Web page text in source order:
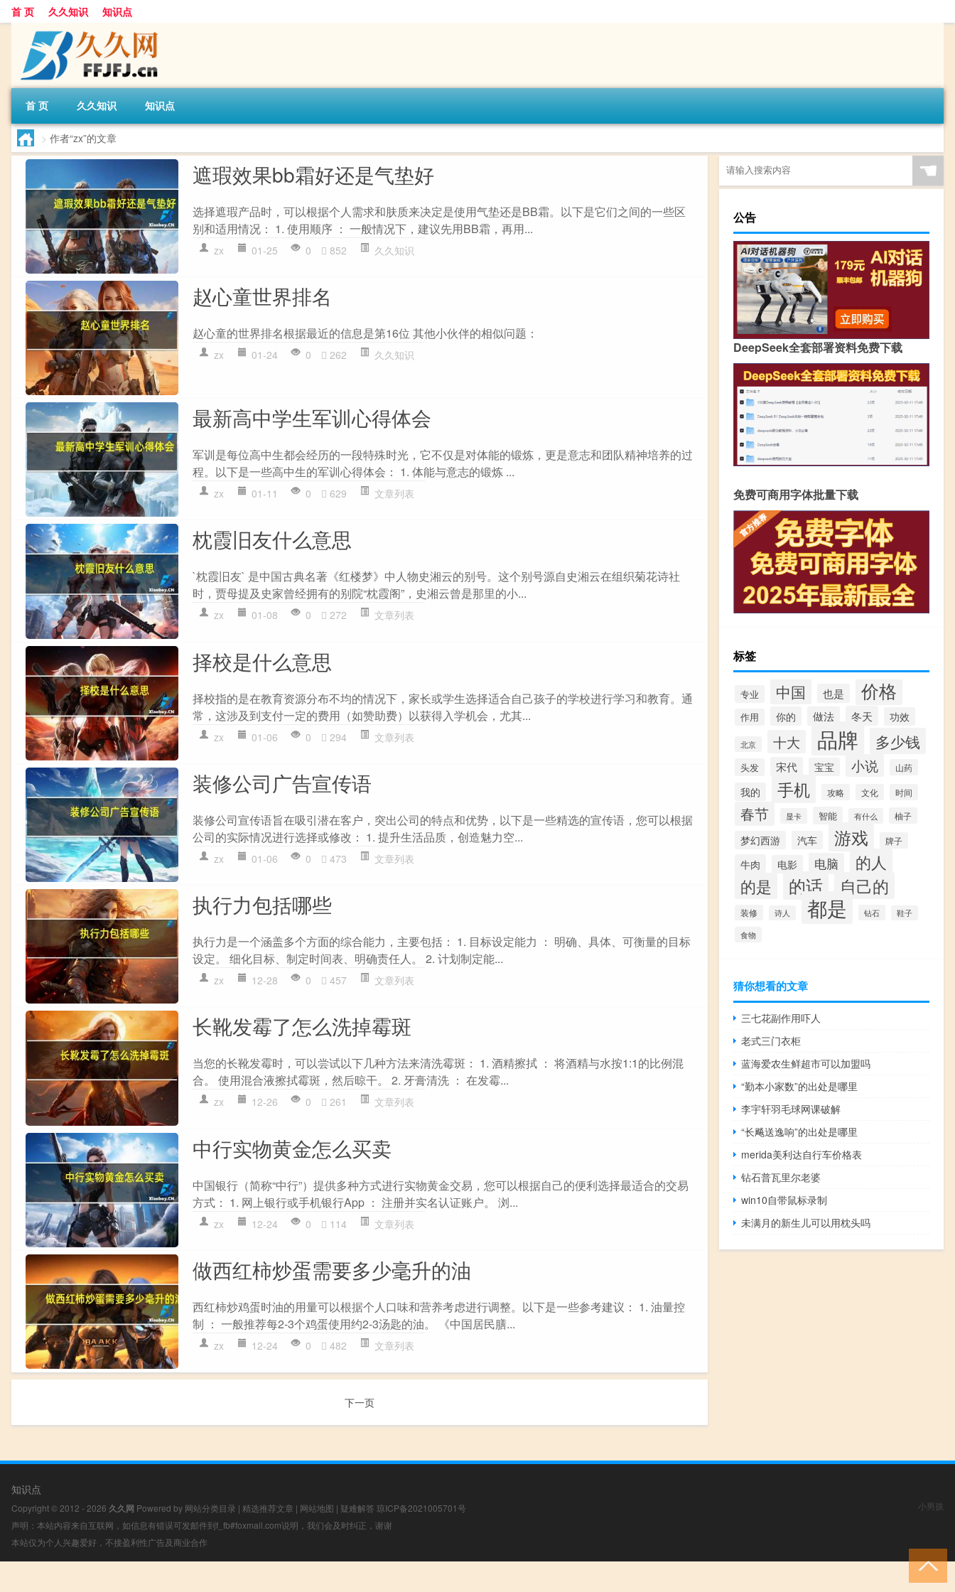
首 页 久久知识 知识点
首 页 久久知识 知识点
> 作者“zx”的文章
遮瑕效果bb霜好还是气垫好
选择遮瑕产品时，可以根据个人需求和肤质来决定是使用气垫还是BB霜。以下是它们之间的一些区
别和适用情况： 1. 使用顺序 ： 一般情况下，建议先用BB霜，再用...
zx 01-25 0 852 久久知识
赵心童世界排名
赵心童的世界排名根据最近的信息是第16位 其他小伙伴的相似问题：
zx 01-24 0 262 久久知识
最新高中学生军训心得体会
军训是每位高中生都会经历的一段特殊时光，它不仅是对体能的锻炼，更是意志和团队精神培养的过
程。以下是一些高中生的军训心得体会： 1. 体能与意志的锻炼 ...
zx 01-11 0 629 文章列表
枕霞旧友什么意思
`枕霞旧友` 是中国古典名著《红楼梦》中人物史湘云的别号。这个别号源自史湘云在组织菊花诗社
时，贾母提及史家曾经拥有的别院“枕霞阁”，史湘云曾是那里的小...
zx 01-08 0 272 文章列表
择校是什么意思
择校指的是在教育资源分布不均的情况下，家长或学生选择适合自己孩子的学校进行学习和教育。通
常，这涉及到支付一定的费用（如赞助费）以获得入学机会，尤其...
zx 01-06 0 294 文章列表
装修公司广告宣传语
装修公司宣传语旨在吸引潜在客户，突出公司的特点和优势，以下是一些精选的宣传语，您可以根据
公司的实际情况进行选择或修改： 1. 提升生活品质，创造魅力空...
zx 01-06 0 473 文章列表
执行力包括哪些
执行力是一个涵盖多个方面的综合能力，主要包括： 1. 目标设定能力 ： 明确、具体、可衡量的目标
设定。 细化目标、制定时间表、明确责任人。 2. 计划制定能...
zx 12-28 0 457 文章列表
长靴发霉了怎么洗掉霉斑
当您的长靴发霉时，可以尝试以下几种方法来清洗霉斑： 1. 酒精擦拭 ： 将酒精与水按1:1的比例混
合。 使用混合液擦拭霉斑，然后晾干。 2. 牙膏清洗 ： 在发霉...
zx 12-26 0 261 文章列表
中行实物黄金怎么买卖
中国银行（简称“中行”）提供多种方式进行实物黄金交易，您可以根据自己的便利选择最适合的交易
方式： 1. 网上银行或手机银行App ： 注册并实名认证账户。 浏...
zx 12-24 0 114 文章列表
做西红柿炒蛋需要多少毫升的油
西红柿炒鸡蛋时油的用量可以根据个人口味和营养考虑进行调整。以下是一些参考建议： 1. 油量控
制 ： 一般推荐每2-3个鸡蛋使用约2-3汤匙的油。 《中国居民膳...
zx 12-24 0 482 文章列表
下一页
☚
公告
DeepSeek全套部署资料免费下载
免费可商用字体批量下载
标签
专业 中国 也是 价格
作用 你的 做法 冬天 功效
北京 十大 品牌 多少钱
头发 宋代 宝宝 小说 山药
我的 手机 攻略 文化 时间
春节 显卡 智能 有什么 柚子
梦幻西游 汽车 游戏 牌子
牛肉 电影 电脑
的人
的是
的话 自己的
装修 诗人 都是 钻石 鞋子
食物
猜你想看的文章
三七花副作用吓人
老式三门衣柜
蓝海爱农生鲜超市可以加盟吗
“勤本小家数”的出处是哪里
李宇轩羽毛球网课破解
“长飚送逸响”的出处是哪里
merida美利达自行车价格表
钻石普瓦里尔老婆
win10自带鼠标录制
未满月的新生儿可以用枕头吗
知识点
Copyright © 2012 - 2026 久久网 Powered by 网站分类目录 | 精选推荐文章 | 网站地图 | 疑难解答 琼ICP备2021005701号
声明：本站内容来自互联网，如信息有错误可发邮件到f_fb#foxmail.com说明，我们会及时纠正，谢谢
本站仅为个人兴趣爱好，不接盈利性广告及商业合作
小男孩